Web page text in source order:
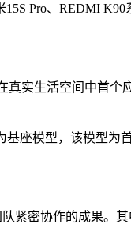
Pro、REDMI
实生活空间中首
座模型，该模型
密协作的成果。其